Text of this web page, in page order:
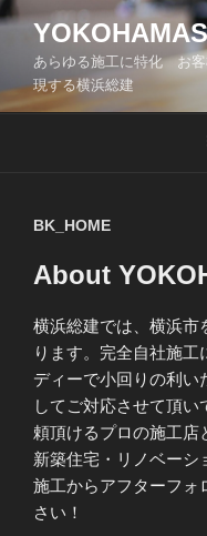
コ
ン
ツ
あらゆる施工に特化 お
現する横浜総建
BK_HOME
About
横浜総建では、横浜市
ります。完全自社施
ディーで小回りの利い
してご対応させて頂
頼頂けるプロの施工店
新築住宅・リノベーシ
施工からアフターフォ
さい！